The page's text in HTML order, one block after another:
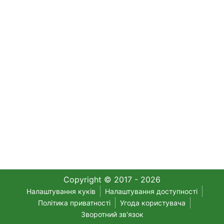
Copyright © 2017 - 2026
Налаштування куків
Налаштування доступності
Політика приватності
Угода користувача
Зворотний зв'язок